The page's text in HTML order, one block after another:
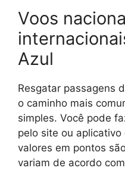
Voos
Azul
Resgatar passagens
o caminho mais
simples. Você pode
pelo site ou
valores em pontos
variam de acordo